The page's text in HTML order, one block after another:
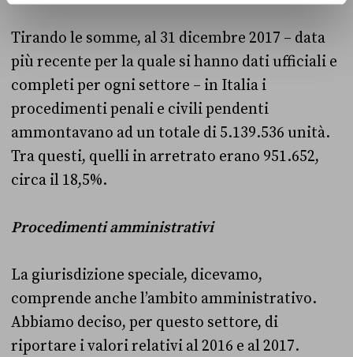
Tirando le somme, al 31 dicembre 2017 – data
più recente per la quale si hanno dati ufficiali e
completi per ogni settore – in Italia i
procedimenti penali e civili pendenti
ammontavano ad un totale di 5.139.536 unità.
Tra questi, quelli in arretrato erano 951.652,
circa il 18,5%.
Procedimenti amministrativi
La giurisdizione speciale, dicevamo,
comprende anche l’ambito amministrativo.
Abbiamo deciso, per questo settore, di
riportare i valori relativi al 2016 e al 2017.